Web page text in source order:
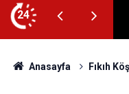
24
Anasayfa Fıkıh